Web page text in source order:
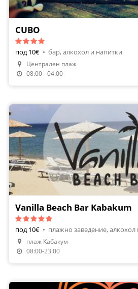
CUBO
под 10€ • бар, алкохол и напитки
Централен плаж
08:00 - 04:00
Vanilla Beach Bar Kabakum
под 10€ • плажно заведение, алкохол
плаж Кабакум
08:00-23:00